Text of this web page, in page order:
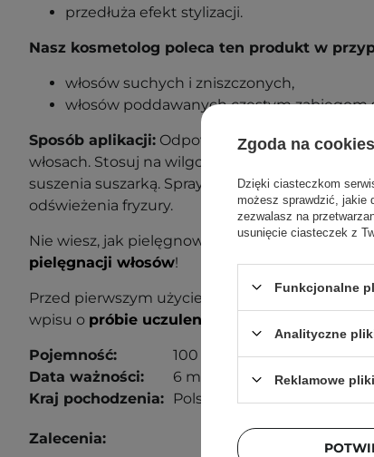
przedłuża efekt stylizacji.
Nasz kosmetolog poleca ten produkt w
włosów suchych i zniszczonych,
włosów poddawanych częstym zabiegom
Sposób aplikacji: Odpowiednia ilość produktu
włosach. Stosuj na wilgotne włosy, a po
suszenia suszarką. Spray możesz też stosować
odświeżenia fryzury.
Nie wiesz, jak pielęgnować swoje włosy?
pielęgnacji włosów!
Przed pierwszym użyciem wykonaj próbę
wpisu o próbie uczuleniowej
Pojemność:
100 ml
Data ważności:
6 miesięcy od otwarcia.
Kraj pochodzenia:
Polska.
Zalecenia:
Zgoda na cookies
Dzięki ciasteczkom
możesz sprawdzić, jakie
zezwalasz na
usunięcie ciasteczek z
Funkcjonalne
Analityczne
Reklamowe